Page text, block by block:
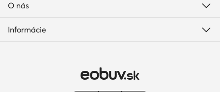
O nás
Informácie